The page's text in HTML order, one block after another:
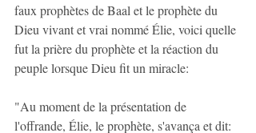
faux prophètes de Baal et le prophète du
Dieu vivant et vrai nommé Élie, voici quelle
fut la prière du prophète et la réaction du
peuple lorsque Dieu fit un miracle:
"Au moment de la présentation de
l'offrande, Élie, le prophète, s'avança et dit: